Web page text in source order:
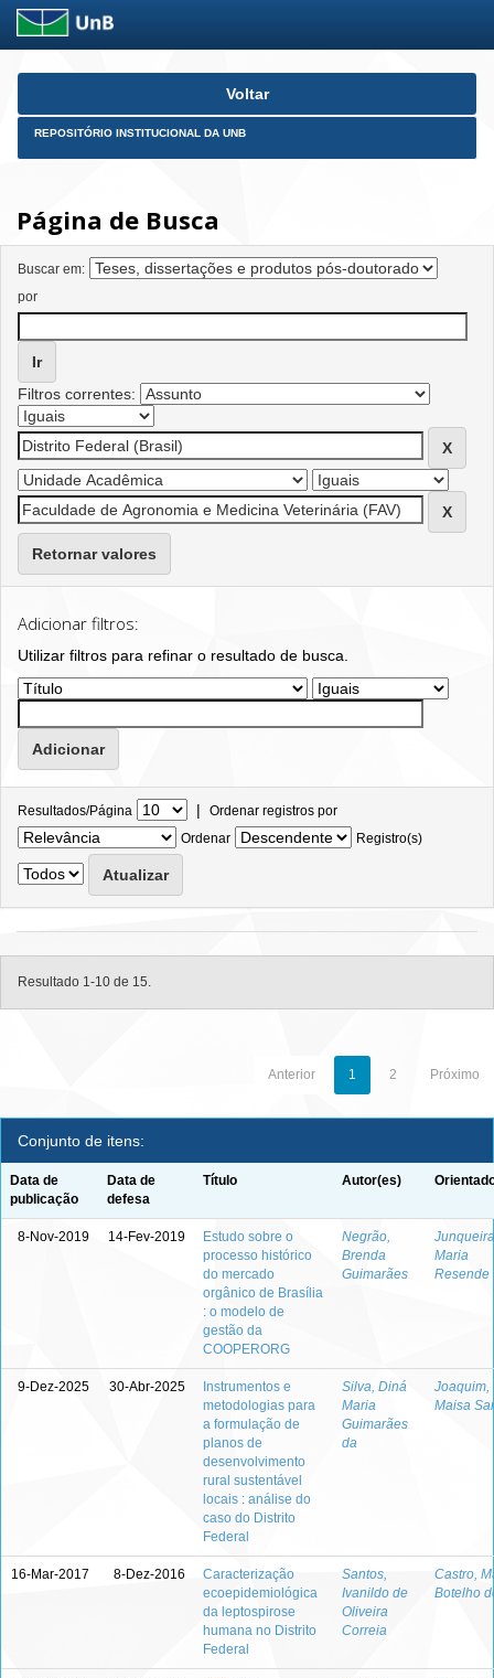
Skip
Voltar
REPOSITÓRIO INSTITUCIONAL DA UNB
Página de Busca
Buscar em:
por
Filtros correntes:
Retornar valores
Adicionar filtros:
Utilizar filtros para refinar o resultado de busca.
Resultados/Página | Ordenar registros por
Ordenar
Registro(s)
Resultado 1-10 de 15.
Anterior 1 2 Próximo
Conjunto de itens:
Data de
publicação
Data de
defesa
Título Autor(es)
8-Nov-2019 14-Fev-2019
Estudo sobre o
processo histórico
do mercado
orgânico de Brasília
: o modelo de
gestão da
COOPERORG
Negrão,
Brenda
Guimarães
Maria
Resende
9-Dez-2025 30-Abr-2025
Instrumentos e
metodologias para
a formulação de
planos de
desenvolvimento
rural sustentável
locais : análise do
caso do Distrito
Federal
Silva, Diná
Maria
Guimarães
da
Joaquim,
Maisa
16-Mar-2017 8-Dez-2016
Caracterização
ecoepidemiológica
da leptospirose
humana no Distrito
Federal
Santos,
Ivanildo de
Oliveira
Correia
Castro,
Botelho